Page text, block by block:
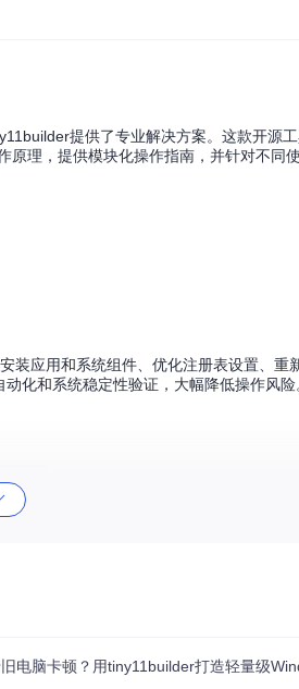
提供了专业解决方案。这款开源
理，提供模块化操作指南，并针对不同
装应用和系统组件、优化注册表设置、重
化和系统稳定性验证，大幅降低操作风险
电脑卡顿？用tiny11builder打造轻量级Windows